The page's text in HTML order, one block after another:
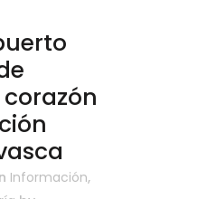
Información,